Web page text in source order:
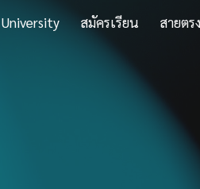
สมัครเรียน สายต